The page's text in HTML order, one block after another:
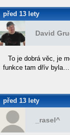
před 13 lety
David
To je dobrá věc, je
funkce tam dřív
před 13 lety
_rasel^